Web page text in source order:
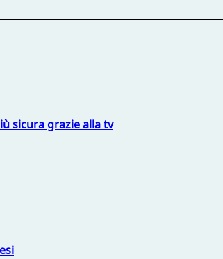
sicura grazie alla tv